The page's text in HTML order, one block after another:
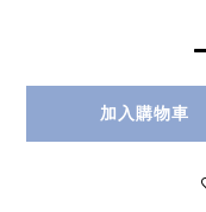
加入購物車